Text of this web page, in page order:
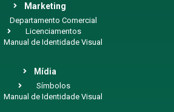
Marketing
Departamento Comercial
Licenciamentos
Manual de Identidade Visual
Mídia
Símbolos
Manual de Identidade Visual